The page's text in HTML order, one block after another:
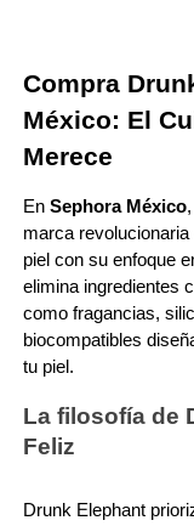
SHISEIDO
SMASHBOX
SOL DE JANEIRO
SUPERGOOP!
Compra
México: El
Merece
En Sephora México
marca
piel con su enfoque
elimina ingredientes
como fragancias,
biocompatibles
tu piel.
La filosofía de
Feliz
Drunk Elephant